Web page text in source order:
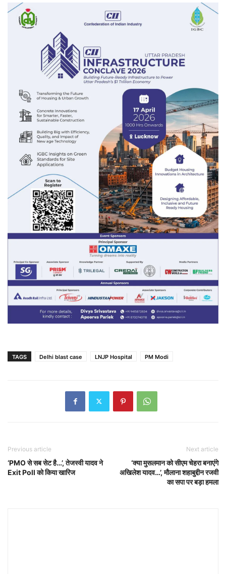
TAGS Delhi blast case LNJP Hospital PM Modi
Previous article
‘PMO से सब सेट है…’, तेजस्वी यादव ने
Exit Poll को किया खारिज
Next article
‘क्या मुसलमान को सीएम चेहरा बनाएंगे
अखिलेश यादव…’, मौलाना शहाबुद्दीन रजवी
का सपा पर बड़ा हमला